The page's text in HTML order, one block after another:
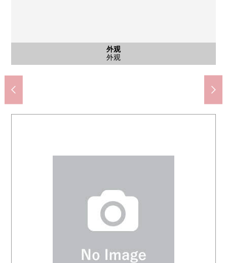
外观
外观
共有部分
共有部分
入口
入口
共有部分
共有部分
停车场
停车场
外观
外观
7-Eleven阿佐谷北6丁目商店(约160m)
Mybasket鹭之宫站南店(约470m)
TSURUHA药品中野若宫店(约550m)
白鹭nemunoki公园(约140m)
中野区立美鸽子小学(约950m)